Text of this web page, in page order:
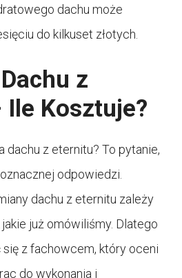
dachu może
do kilkuset złotych.
z
Kosztuje?
dachu z eternitu? To pytanie,
odpowiedzi.
dachu z eternitu zależy
już omówiliśmy. Dlatego
z fachowcem, który oceni
do wykonania i